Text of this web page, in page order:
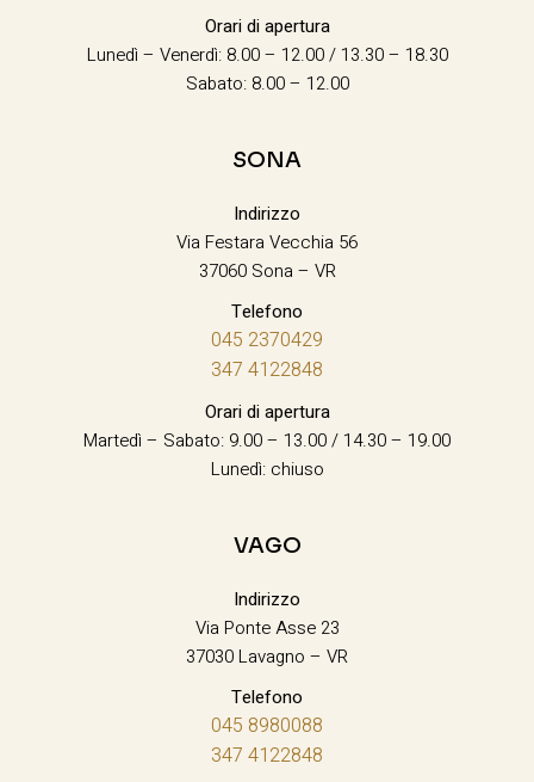
Orari di apertura
Lunedì – Venerdì: 8.00 – 12.00 / 13.30 – 18.30
Sabato: 8.00 – 12.00
SONA
Indirizzo
Via Festara Vecchia 56
37060 Sona – VR
Telefono
045 2370429
347 4122848
Orari di apertura
Martedì – Sabato: 9.00 – 13.00 / 14.30 – 19.00
Lunedì: chiuso
VAGO
Indirizzo
Via Ponte Asse 23
37030 Lavagno – VR
Telefono
045 8980088
347 4122848